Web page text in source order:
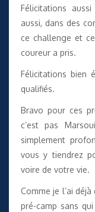
Félicitations
aussi, dans des
ce challenge et
coureur a pris.
Félicitations bien
qualifiés.
Bravo pour ces
c’est pas
simplement
vous y tiendrez
voire de votre vie.
Comme je l’ai
pré-camp sans